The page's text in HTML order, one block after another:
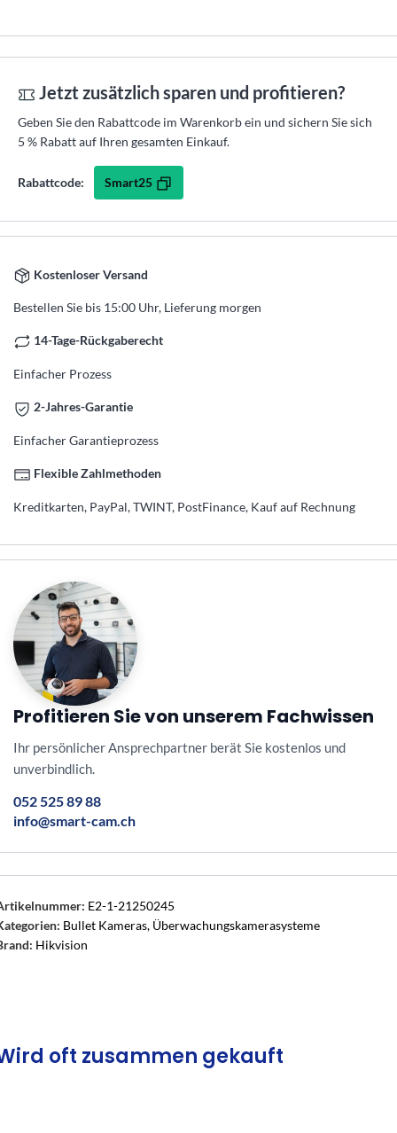
Jetzt zusätzlich sparen und profitieren?
Geben Sie den Rabattcode im Warenkorb ein und sichern Sie sich
5 % Rabatt auf Ihren gesamten Einkauf.
Rabattcode: Smart25
Kostenloser Versand
Bestellen Sie bis 15:00 Uhr, Lieferung morgen
14-Tage-Rückgaberecht
Einfacher Prozess
2-Jahres-Garantie
Einfacher Garantieprozess
Flexible Zahlmethoden
Kreditkarten, PayPal, TWINT, PostFinance, Kauf auf Rechnung
Profitieren Sie von unserem Fachwissen
Ihr persönlicher Ansprechpartner berät Sie kostenlos und
unverbindlich.
052 525 89 88
info@smart-cam.ch
E2-1-21250245
Bullet Kameras, Überwachungskamerasysteme
Hikvision
oft zusammen gekauft